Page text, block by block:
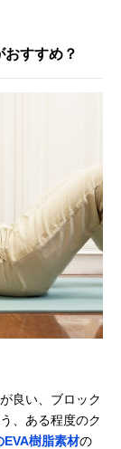
すすめ？
良い、ブロック
、ある程度のク
樹脂素材の